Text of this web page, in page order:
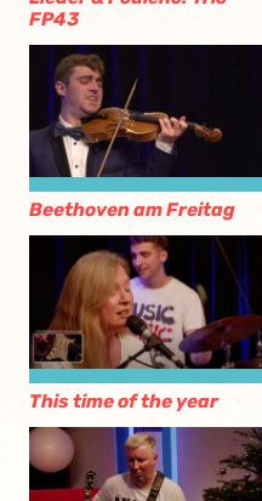
FP43
Beethoven am Freitag
This time of the year